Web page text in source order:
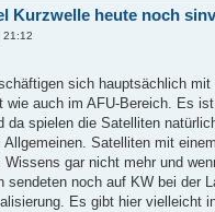
Kurzwelle heute noch
21:12
sich hauptsächlich mit
wie auch im AFU-Bereich. Es
da spielen die Satelliten
Allgemeinen. Satelliten mit
gar nicht mehr und
sendeten noch auf KW bei der
Es gibt hier vielleicht